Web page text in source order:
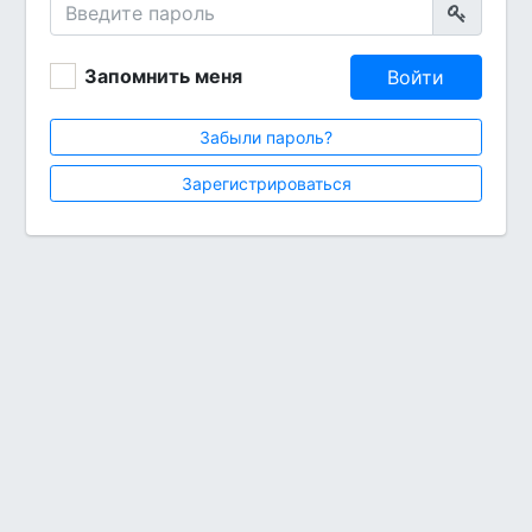
Запомнить меня Войти
Забыли пароль?
Зарегистрироваться